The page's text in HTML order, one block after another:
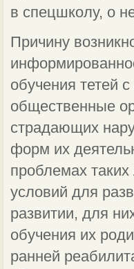
в спецшколу, о
Причину
обучения тетей
общественные
страдающих
форм их
проблемах
условий для
развитии, для
обучения их
ранней